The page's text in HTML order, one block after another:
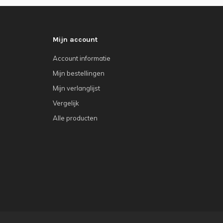
Mijn account
Account informatie
Mijn bestellingen
Mijn verlanglijst
Vergelijk
Alle producten